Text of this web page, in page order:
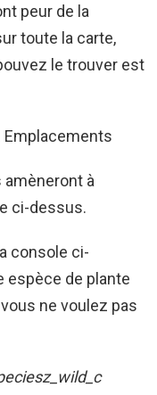
peur de la
toute la carte,
le trouver est
à
ci-dessus.
console ci-
espèce de plante
ne voulez pas